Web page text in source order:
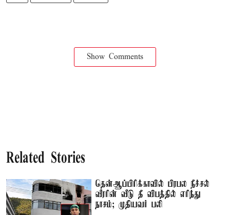
Show Comments
Related Stories
தென்ஆப்பிரிக்காவில் பிரபல நீச்சல்
வீரரின் வீடு தீ விபத்தில் எரிந்து
நாசம்; முதியவர் பலி